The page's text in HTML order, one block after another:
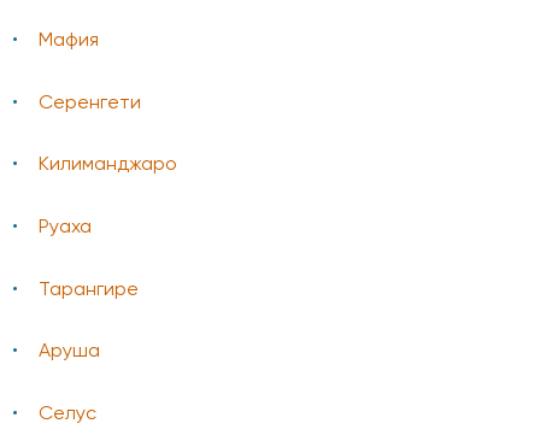
Мафия
Серенгети
Килиманджаро
Руаха
Тарангире
Аруша
Селус